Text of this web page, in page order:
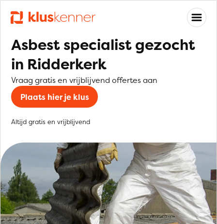
Asbest specialist gezocht
in Ridderkerk
Vraag gratis en vrijblijvend offertes aan
Plaats hier je klus
Altijd gratis en vrijblijvend